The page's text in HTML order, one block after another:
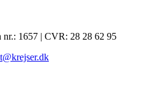
nr.: 1657 | CVR: 28 28 62 95